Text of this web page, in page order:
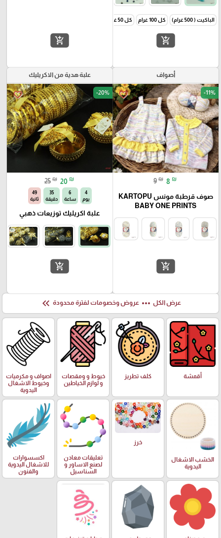
الباكيت ( 500 غرام) كل 100 غرام كل 50 غرام
add_shopping_cart
add_shopping_cart
أصواف
favorite_border -11%
9 ₪ 8 ₪
صوف قرطبة مونس KARTOPU
BABY ONE PRINTS
add_shopping_cart
علبة هدية من الاكريليك
favorite_border -20%
25 ₪ 20 ₪
4
يوم
6
ساعة
35
دقيقة
48
ثانية
علبة اكريليك توزيعات ذهبي
add_shopping_cart
عرض الكل more_horiz عروض وخصومات لفترة محدودة keyboard_double_arrow_left
أقمشة كلف تطريز
خيوط و ومقصات
و لوازم الخياطين
اصواف و مكرميات
وخيوط الاشغال
اليدوية
الخشب الاشغال
اليدوية
خرز
تعليقات معادن
لصنع الاساور و
السناسيل
اكسسوارات
للاشغال اليدوية
والفنون